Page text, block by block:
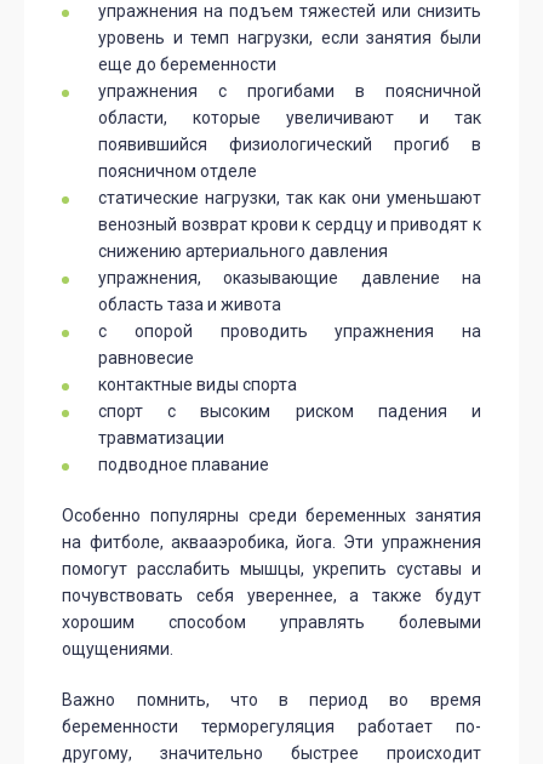
упражнения на подъем тяжестей или снизить
уровень и темп нагрузки, если занятия были
еще до беременности
упражнения с прогибами в поясничной
области, которые увеличивают и так
появившийся физиологический прогиб в
поясничном отделе
статические нагрузки, так как они уменьшают
венозный возврат крови к сердцу и приводят к
снижению артериального давления
упражнения, оказывающие давление на
область таза и живота
с опорой проводить упражнения на
равновесие
контактные виды спорта
спорт с высоким риском падения и
травматизации
подводное плавание
Особенно популярны среди беременных занятия
на фитболе, аквааэробика, йога. Эти упражнения
помогут расслабить мышцы, укрепить суставы и
почувствовать себя увереннее, а также будут
хорошим способом управлять болевыми
ощущениями.
Важно помнить, что в период во время
беременности терморегуляция работает по-
другому, значительно быстрее происходит